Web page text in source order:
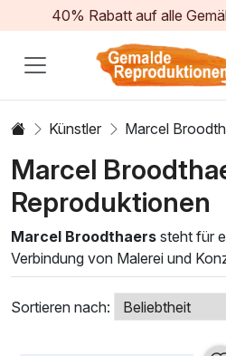
40% Rabatt auf alle
Künstler Marcel
Marcel
Reproduktionen
Marcel Broodthaers steht für
Verbindung von Malerei und
Kunstliebhaber als auch
Ölgemälde sind nicht nur visuelle
sondern auch tiefgründige
Kultur und Identität. Mit einer
Sortieren nach: